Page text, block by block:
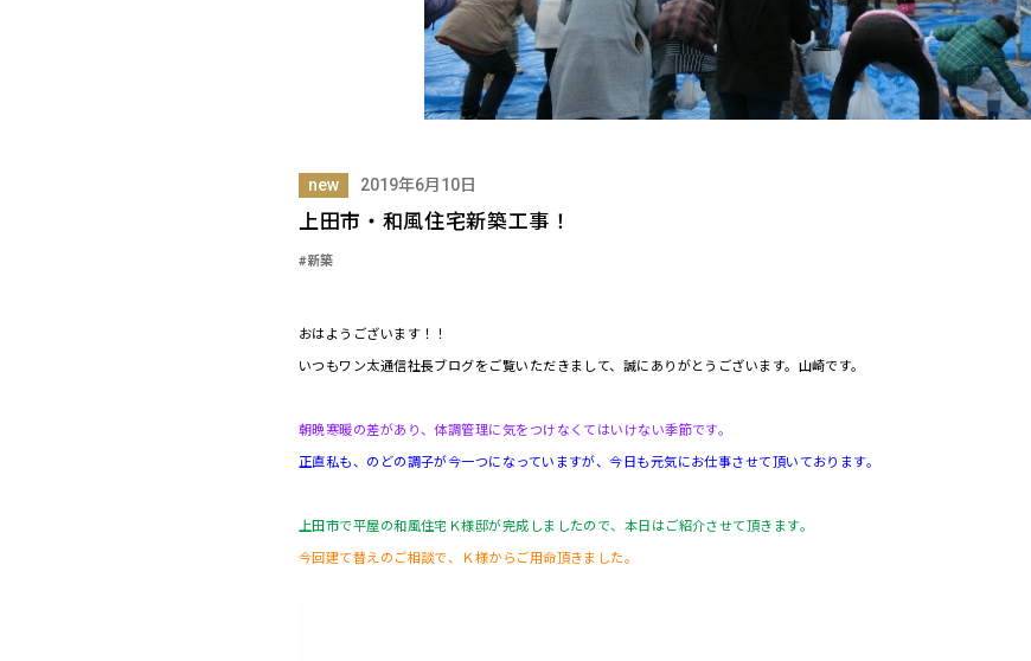
new 2019年6月10日
上田市・和風住宅新築工事！
#新築
おはようございます！！
いつもワン太通信社長ブログをご覧いただきまして、誠にありがとうございます。山崎です。
朝晩寒暖の差があり、体調管理に気をつけなくてはいけない季節です。
正直私も、のどの調子が今一つになっていますが、今日も元気にお仕事させて頂いております。
上田市で平屋の和風住宅Ｋ様邸が完成しましたので、本日はご紹介させて頂きます。
今回建て替えのご相談で、Ｋ様からご用命頂きました。